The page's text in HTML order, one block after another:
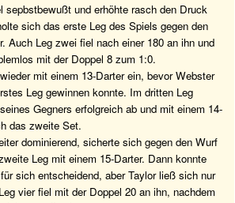
sepbstbewußt und erhöhte rasch den Druck
sich das erste Leg des Spiels gegen den
Auch Leg zwei fiel nach einer 180 an ihn und
mit der Doppel 8 zum 1:0.
mit einem 13-Darter ein, bevor Webster
Leg gewinnen konnte. Im dritten Leg
Gegners erfolgreich ab und mit einem 14-
das zweite Set.
dominierend, sicherte sich gegen den Wurf
Leg mit einem 15-Darter. Dann konnte
sich entscheidend, aber Taylor ließ sich nur
vier fiel mit der Doppel 20 an ihn, nachdem